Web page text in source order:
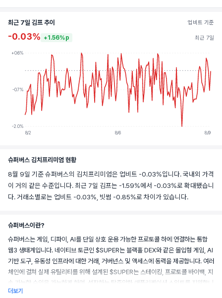
최근 7일 김프 추이 업비트 기준
-0.03% +1.56%p 최근 7일
+0.6%
-0.7%
-2.0%
8/2
8/6 8/9
슈퍼버스 김치프리미엄 현황
8월 9일 기준 슈퍼버스의 김치프리미엄은 업비트 -0.03%입니다. 국내외 가격
이 거의 같은 수준입니다. 최근 7일 김프는 -1.59%에서 -0.03%로 확대됐습니
다. 거래소별로는 업비트 -0.03%, 빗썸 -0.85%로 차이가 있습니다.
슈퍼버스이란?
슈퍼버스는 게임, 디파이, AI를 단일 상호 운용 가능한 프로토콜 하에 연결하는 통합
웹3 생태계입니다. 네이티브 토큰인 $SUPER는 블랙홀 DEX와 같은 몰입형 게임, AI
기반 도구, 유동성 인프라에 대한 거래, 거버넌스 및 액세스에 동력을 제공합니다. 여러
체인에 걸쳐 실제 유틸리티를 위해 설계된 $SUPER는 스테이킹, 프로토콜 바이백, 지
속 가능한 수익을 가능하게 하며, 성장하는 탈중앙화 애플리케이션 스위트를 지원합니
다.
더보기